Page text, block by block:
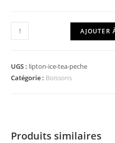
quantité
de
Ice
Tea
AJOUTER
UGS : lipton-ice-tea-peche
Catégorie : Boissons
Produits similaires